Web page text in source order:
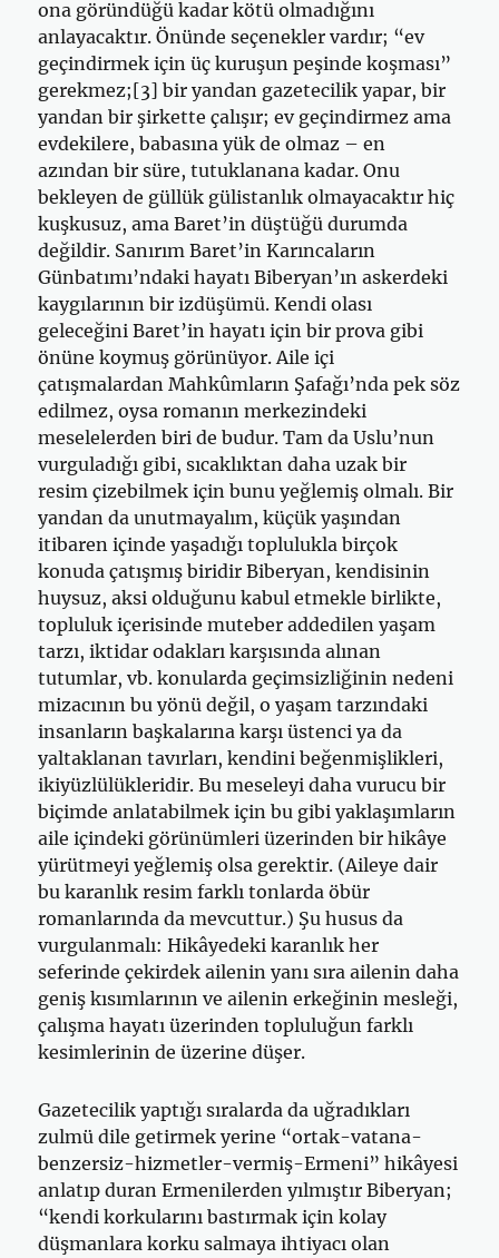
ona göründüğü kadar kötü olmadığını
anlayacaktır. Önünde seçenekler vardır; “ev
geçindirmek için üç kuruşun peşinde koşması”
gerekmez;[3] bir yandan gazetecilik yapar, bir
yandan bir şirkette çalışır; ev geçindirmez ama
evdekilere, babasına yük de olmaz – en
azından bir süre, tutuklanana kadar. Onu
bekleyen de güllük gülistanlık olmayacaktır hiç
kuşkusuz, ama Baret’in düştüğü durumda
değildir. Sanırım Baret’in Karıncaların
Günbatımı’ndaki hayatı Biberyan’ın askerdeki
kaygılarının bir izdüşümü. Kendi olası
geleceğini Baret’in hayatı için bir prova gibi
önüne koymuş görünüyor. Aile içi
çatışmalardan Mahkûmların Şafağı’nda pek söz
edilmez, oysa romanın merkezindeki
meselelerden biri de budur. Tam da Uslu’nun
vurguladığı gibi, sıcaklıktan daha uzak bir
resim çizebilmek için bunu yeğlemiş olmalı. Bir
yandan da unutmayalım, küçük yaşından
itibaren içinde yaşadığı toplulukla birçok
konuda çatışmış biridir Biberyan, kendisinin
huysuz, aksi olduğunu kabul etmekle birlikte,
topluluk içerisinde muteber addedilen yaşam
tarzı, iktidar odakları karşısında alınan
tutumlar, vb. konularda geçimsizliğinin nedeni
mizacının bu yönü değil, o yaşam tarzındaki
insanların başkalarına karşı üstenci ya da
yaltaklanan tavırları, kendini beğenmişlikleri,
ikiyüzlülükleridir. Bu meseleyi daha vurucu bir
biçimde anlatabilmek için bu gibi yaklaşımların
aile içindeki görünümleri üzerinden bir hikâye
yürütmeyi yeğlemiş olsa gerektir. (Aileye dair
bu karanlık resim farklı tonlarda öbür
romanlarında da mevcuttur.) Şu husus da
vurgulanmalı: Hikâyedeki karanlık her
seferinde çekirdek ailenin yanı sıra ailenin daha
geniş kısımlarının ve ailenin erkeğinin mesleği,
çalışma hayatı üzerinden topluluğun farklı
kesimlerinin de üzerine düşer.
Gazetecilik yaptığı sıralarda da uğradıkları
zulmü dile getirmek yerine “ortak-vatana-
benzersiz-hizmetler-vermiş-Ermeni” hikâyesi
anlatıp duran Ermenilerden yılmıştır Biberyan;
“kendi korkularını bastırmak için kolay
düşmanlara korku salmaya ihtiyacı olan